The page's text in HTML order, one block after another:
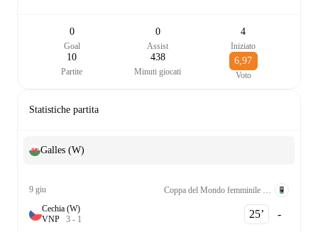
0
Goal
0
Assist
4
Iniziato
10
Partite
438
Minuti giocati
6,97
Voto
Statistiche partita
Galles (W)
9 giu
Cechia (W)
VNP 3 - 1 25‎’‎ -